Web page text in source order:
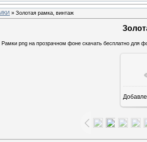
» Золотая рамка, винтаж
png на прозрачном фоне скачать бесплатно для